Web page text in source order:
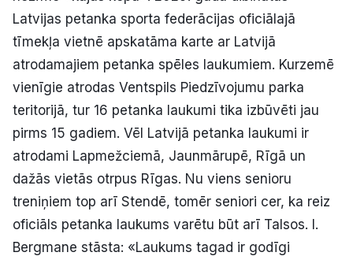
Latvijas petanka sporta federācijas oficiālajā
tīmekļa vietnē apskatāma karte ar Latvijā
atrodamajiem petanka spēles laukumiem. Kurzemē
vienīgie atrodas Ventspils Piedzīvojumu parka
teritorijā, tur 16 petanka laukumi tika izbūvēti jau
pirms 15 gadiem. Vēl Latvijā petanka laukumi ir
atrodami Lapmežciemā, Jaunmārupē, Rīgā un
dažās vietās otrpus Rīgas. Nu viens senioru
treniņiem top arī Stendē, tomēr seniori cer, ka reiz
oficiāls petanka laukums varētu būt arī Talsos. I.
Bergmane stāsta: «Laukums tagad ir godīgi